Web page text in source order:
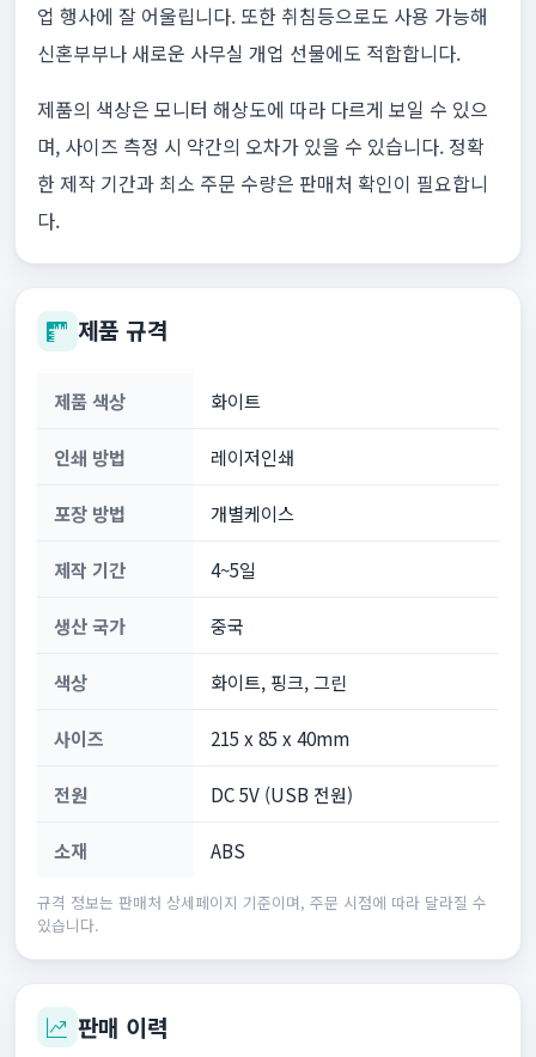
업 행사에 잘 어울립니다. 또한 취침등으로도 사용 가능해
신혼부부나 새로운 사무실 개업 선물에도 적합합니다.
제품의 색상은 모니터 해상도에 따라 다르게 보일 수 있으
며, 사이즈 측정 시 약간의 오차가 있을 수 있습니다. 정확
한 제작 기간과 최소 주문 수량은 판매처 확인이 필요합니
다.
제품 규격
제품 색상 화이트
인쇄 방법 레이저인쇄
포장 방법 개별케이스
제작 기간 4~5일
생산 국가 중국
색상 화이트, 핑크, 그린
사이즈 215 x 85 x 40mm
전원 DC 5V (USB 전원)
소재 ABS
규격 정보는 판매처 상세페이지 기준이며, 주문 시점에 따라 달라질 수
있습니다.
판매 이력